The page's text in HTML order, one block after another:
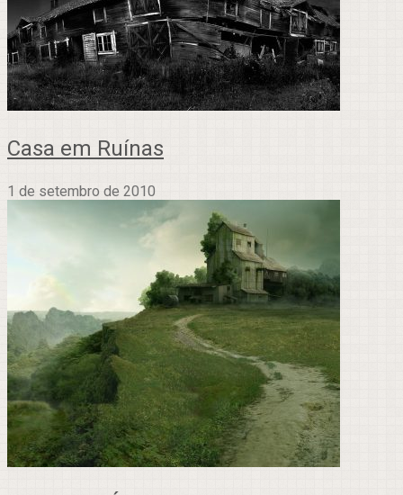
Casa em Ruínas
1 de setembro de 2010